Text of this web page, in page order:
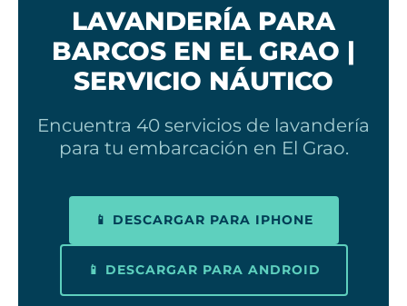
LAVANDERÍA PARA
BARCOS EN EL GRAO |
SERVICIO NÁUTICO
Encuentra 40 servicios de lavandería
para tu embarcación en El Grao.
📱 DESCARGAR PARA IPHONE
📱 DESCARGAR PARA ANDROID